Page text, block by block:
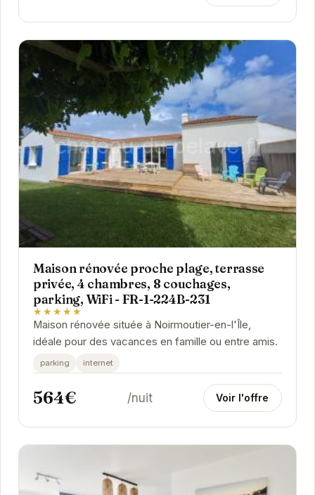
Maison rénovée proche plage, terrasse
privée, 4 chambres, 8 couchages,
parking, WiFi - FR-1-224B-231
★★★★★
Maison rénovée située à Noirmoutier-en-l'Île,
idéale pour des vacances en famille ou entre amis.
parking internet
564€ /nuit Voir l'offre